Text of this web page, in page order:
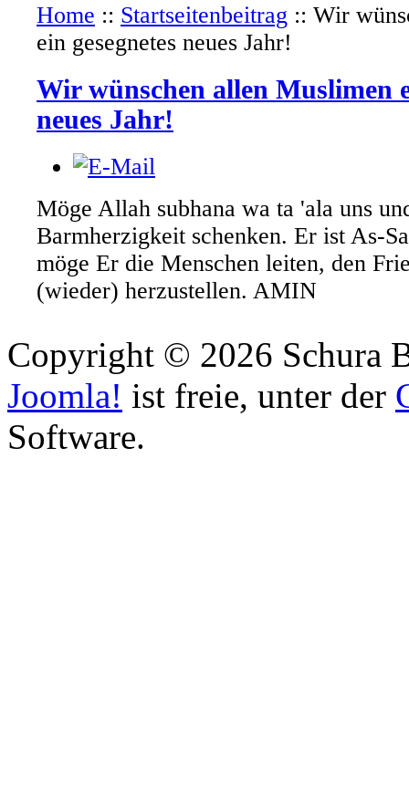
Home :: Startseitenbeitrag :: Wir
ein gesegnetes neues Jahr!
Wir wünschen allen Muslimen
neues Jahr!
Möge Allah subhana wa ta 'ala uns
Barmherzigkeit schenken. Er ist As-
möge Er die Menschen leiten, den
(wieder) herzustellen. AMIN
Copyright © 2026 Schura
Joomla! ist freie, unter der
Software.